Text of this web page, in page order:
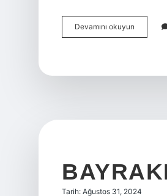
Devamını okuyun
tuzağı
Tarih: Ağustos 31, 2024